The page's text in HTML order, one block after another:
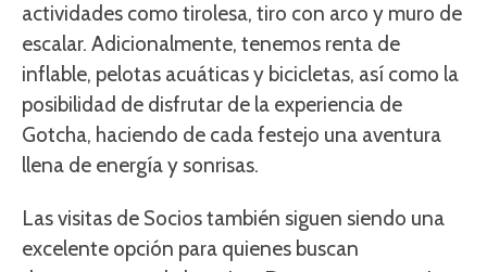
actividades como tirolesa, tiro con arco y muro de
escalar. Adicionalmente, tenemos renta de
inflable, pelotas acuáticas y bicicletas, así como la
posibilidad de disfrutar de la experiencia de
Gotcha, haciendo de cada festejo una aventura
llena de energía y sonrisas.
Las visitas de Socios también siguen siendo una
excelente opción para quienes buscan